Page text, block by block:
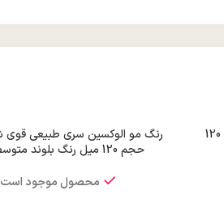
رنگ مو الوکسین سری دودی شماره 1-6 حجم 120
حجم 120 میل رنگ بلوند متوسط قوی
محصول موجود است